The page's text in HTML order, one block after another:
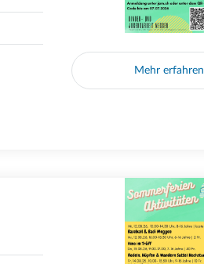
Mehr erfahren